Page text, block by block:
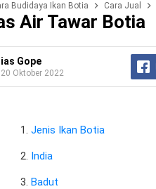
Budidaya Ikan Botia Cara Jual
Air Tawar Botia
Gope
Oktober 2022
Jenis Ikan Botia
India
Badut